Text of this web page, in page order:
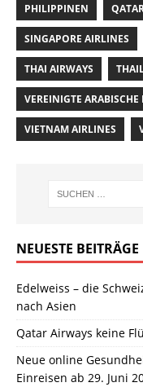
PHILIPPINEN
SINGAPORE AIRLINES
THAI AIRWAYS
VEREINIGTE ARABISCHE
VIETNAM AIRLINES
NEUESTE BEITRÄGE
Edelweiss – die
nach Asien
Qatar Airways keine
Neue online
Einreisen ab 29. Juni